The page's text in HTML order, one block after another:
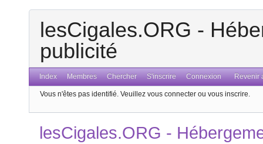
lesCigales.ORG -
publicité
Index Membres Chercher S'inscrire Connexion Revenir
Vous n'êtes pas identifié. Veuillez vous connecter ou vous inscrire.
lesCigales.ORG -